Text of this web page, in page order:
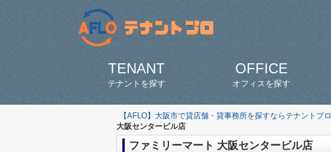
TENANT
テナントを探す
OFFICE
オフィスを探す
【AFLO】大阪市で貸店舗・貸事務所を探すならテナントプロ
大阪センタービル店
ファミリーマート 大阪センタービル店